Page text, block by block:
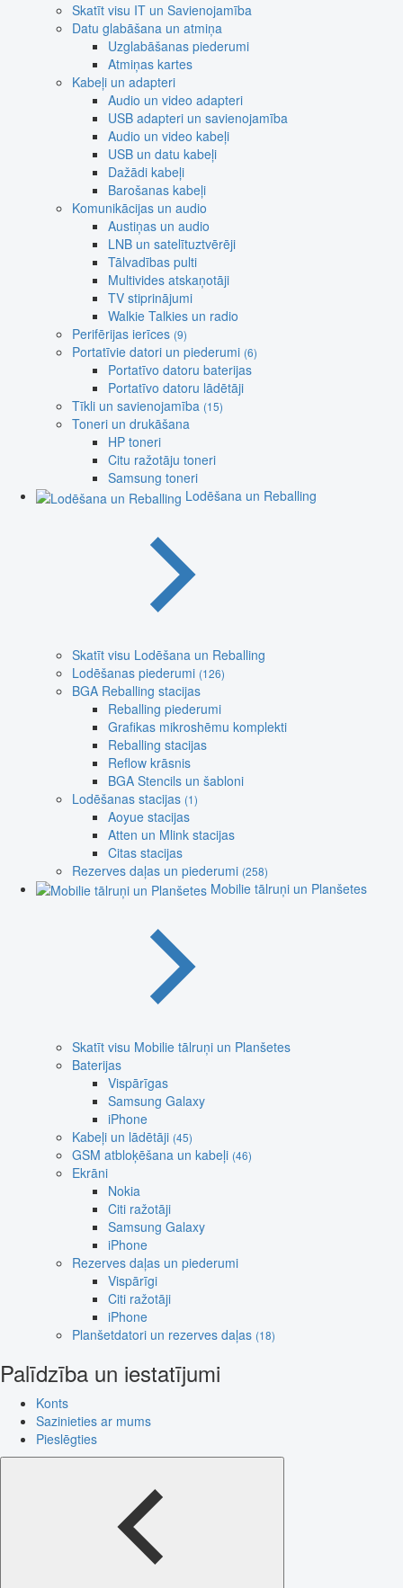
Skatīt visu IT un Savienojamība
Datu glabāšana un atmiņa
Uzglabāšanas piederumi
Atmiņas kartes
Kabeļi un adapteri
Audio un video adapteri
USB adapteri un savienojamība
Audio un video kabeļi
USB un datu kabeļi
Dažādi kabeļi
Barošanas kabeļi
Komunikācijas un audio
Austiņas un audio
LNB un satelītuztvērēji
Tālvadības pulti
Multivides atskaņotāji
TV stiprinājumi
Walkie Talkies un radio
Perifērijas ierīces (9)
Portatīvie datori un piederumi (6)
Portatīvo datoru baterijas
Portatīvo datoru lādētāji
Tīkli un savienojamība (15)
Toneri un drukāšana
HP toneri
Citu ražotāju toneri
Samsung toneri
Lodēšana un Reballing
Skatīt visu Lodēšana un Reballing
Lodēšanas piederumi (126)
BGA Reballing stacijas
Reballing piederumi
Grafikas mikroshēmu komplekti
Reballing stacijas
Reflow krāsnis
BGA Stencils un šabloni
Lodēšanas stacijas (1)
Aoyue stacijas
Atten un Mlink stacijas
Citas stacijas
Rezerves daļas un piederumi (258)
Mobilie tālruņi un Planšetes
Skatīt visu Mobilie tālruņi un Planšetes
Baterijas
Vispārīgas
Samsung Galaxy
iPhone
Kabeļi un lādētāji (45)
GSM atbloķēšana un kabeļi (46)
Ekrāni
Nokia
Citi ražotāji
Samsung Galaxy
iPhone
Rezerves daļas un piederumi
Vispārīgi
Citi ražotāji
iPhone
Planšetdatori un rezerves daļas (18)
Palīdzība un iestatījumi
Konts
Sazinieties ar mums
Pieslēgties